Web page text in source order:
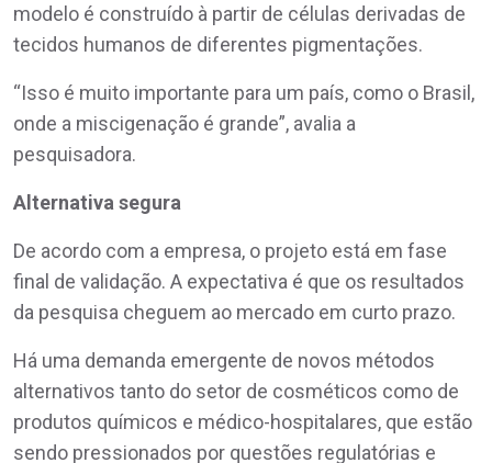
modelo é construído à partir de células derivadas de
tecidos humanos de diferentes pigmentações.
“Isso é muito importante para um país, como o Brasil,
onde a miscigenação é grande”, avalia a
pesquisadora.
Alternativa segura
De acordo com a empresa, o projeto está em fase
final de validação. A expectativa é que os resultados
da pesquisa cheguem ao mercado em curto prazo.
Há uma demanda emergente de novos métodos
alternativos tanto do setor de cosméticos como de
produtos químicos e médico-hospitalares, que estão
sendo pressionados por questões regulatórias e